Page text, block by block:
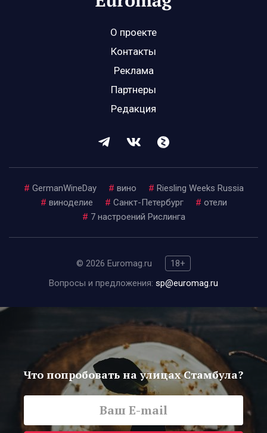
О проекте
Контакты
Реклама
Партнеры
Редакция
# GermanWineDay # вино # Riesling Weeks Russia
# виноделие # Санкт-Петербург # отели
# 7 настроений Рислинга
© 2026 Euromag.ru
18+
Вопросы и предложения: sp@euromag.ru
Что попробовать на улицах Стамбула?